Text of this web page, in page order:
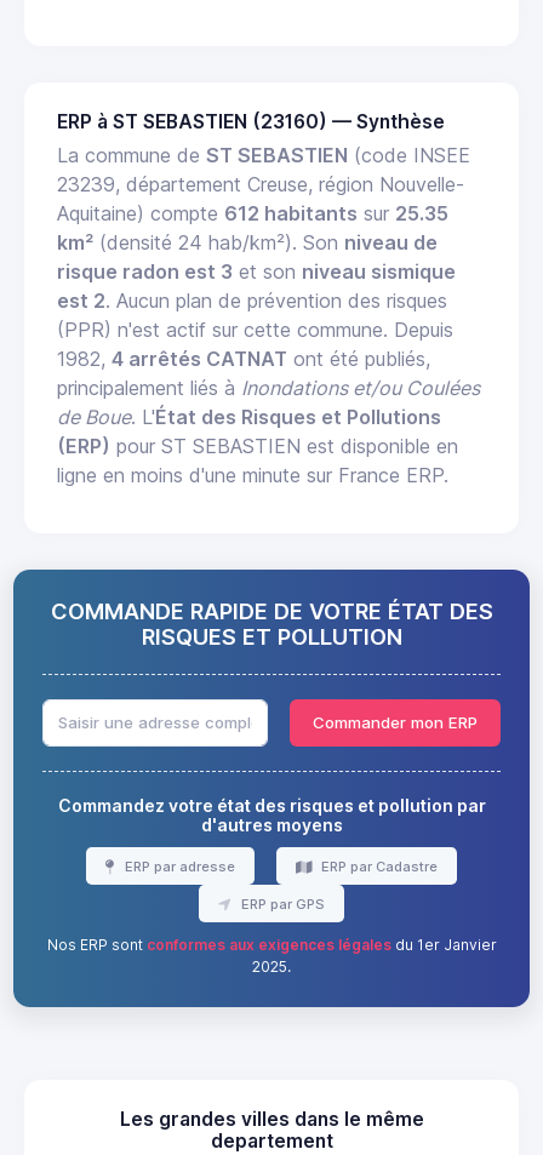
ERP à ST SEBASTIEN (23160) — Synthèse
La commune de ST SEBASTIEN (code INSEE
23239, département Creuse, région Nouvelle-
Aquitaine) compte 612 habitants sur 25.35
km² (densité 24 hab/km²). Son niveau de
risque radon est 3 et son niveau sismique
est 2. Aucun plan de prévention des risques
(PPR) n'est actif sur cette commune. Depuis
1982, 4 arrêtés CATNAT ont été publiés,
principalement liés à Inondations et/ou Coulées
de Boue. L'État des Risques et Pollutions
(ERP) pour ST SEBASTIEN est disponible en
ligne en moins d'une minute sur France ERP.
COMMANDE RAPIDE DE VOTRE ÉTAT DES
RISQUES ET POLLUTION
Commander mon ERP
Commandez votre état des risques et pollution par
d'autres moyens
ERP par adresse ERP par Cadastre
ERP par GPS
Nos ERP sont conformes aux exigences légalesdu 1er Janvier
2025.
Les grandes villes dans le même
departement